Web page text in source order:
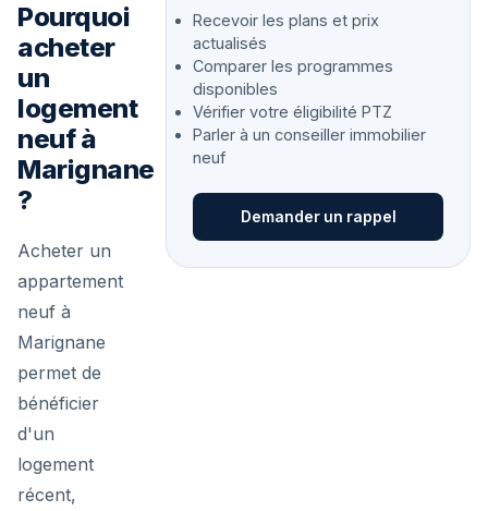
Pourquoi
acheter
un
logement
neuf à
Marignane
?
Acheter un
appartement
neuf à
Marignane
permet de
bénéficier
d'un
logement
récent,
Recevoir les plans et prix
actualisés
Comparer les programmes
disponibles
Vérifier votre éligibilité PTZ
Parler à un conseiller immobilier
neuf
Demander un rappel